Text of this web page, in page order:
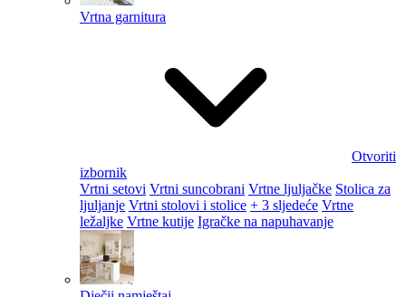
Vrtna garnitura
Otvoriti
izbornik
Vrtni setovi Vrtni suncobrani Vrtne ljuljačke Stolica za
ljuljanje Vrtni stolovi i stolice + 3 sljedeće Vrtne
ležaljke Vrtne kutije Igračke na napuhavanje